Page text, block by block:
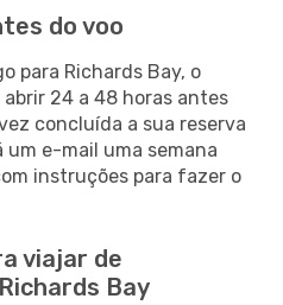
do voo
para Richards Bay, o
24 a 48 horas antes
concluída a sua reserva
um e-mail uma semana
instruções para fazer o
viajar de
Bay